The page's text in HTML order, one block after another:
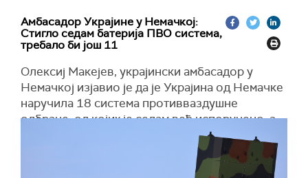
Амбасадор Украјине у Немачкој:
Стигло седам батерија ПВО система,
требало би још 11
Олексиј Макејев, украјински амбасадор у
Немачкој изјавио је да је Украјина од Немачке
наручила 18 система противваздушне
одбране, од којих је седам већ испоручено, а
11 би требало да стигне касније.
"Наручили смо укупно 18 ирис-Т СЛМ система
у оквиру поруџбине 12, плус четири, плус два.